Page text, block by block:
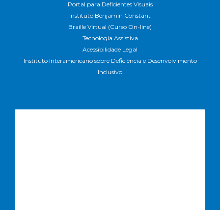
Portal para Deficientes Visuais
Instituto Benjamin Constant
Braille Virtual (Curso On-line)
Tecnologia Assistiva
Acessibilidade Legal
Instituto Interamericano sobre Deficiência e Desenvolvimento
Inclusivo